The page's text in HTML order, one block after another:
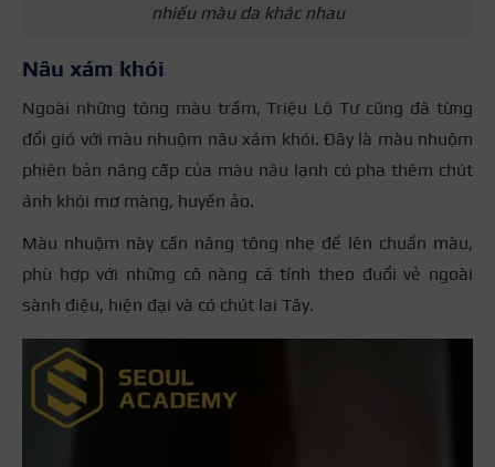
nhiều màu da khác nhau
Nâu xám khói
Ngoài những tông màu trầm, Triệu Lộ Tư cũng đã từng
đổi gió với màu nhuộm nâu xám khói. Đây là màu nhuộm
phiên bản nâng cấp của màu nâu lạnh có pha thêm chút
ánh khói mơ màng, huyền ảo.
Màu nhuộm này cần nâng tông nhẹ để lên chuẩn màu,
phù hợp với những cô nàng cá tính theo đuổi vẻ ngoài
sành điệu, hiện đại và có chút lai Tây.